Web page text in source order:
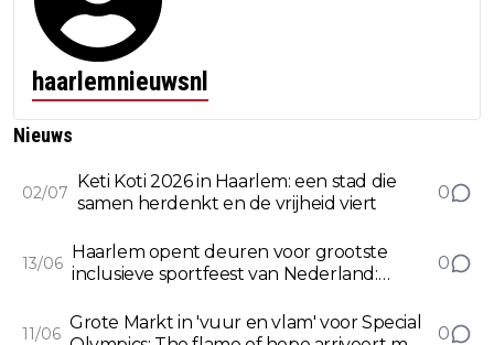
haarlemnieuwsnl
Nieuws
02/07
Keti Koti 2026 in Haarlem: een stad die
samen herdenkt en de vrijheid viert
0
13/06
Haarlem opent deuren voor grootste
inclusieve sportfeest van Nederland:
Olympics Nationale Spelen 2026
0
11/06
Grote Markt in 'vuur en vlam' voor Special
0